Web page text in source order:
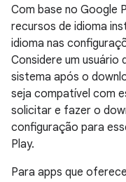
Com base no Google
recursos de idioma
idioma nas
Considere um usuário
sistema após o
seja compatível com
solicitar e fazer o
configuração para
Play.
Para apps que